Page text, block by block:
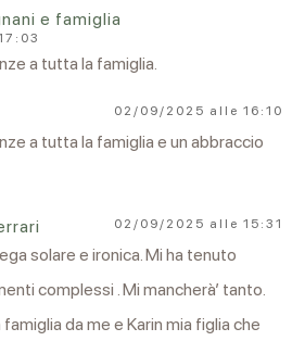
e famiglia
a tutta la famiglia.
02/09/2025 alle 16:10
a tutta la famiglia e un abbraccio
02/09/2025 alle 15:31
solare e ironica. Mi ha tenuto
complessi . Mi mancherà’ tanto.
da me e Karin mia figlia che